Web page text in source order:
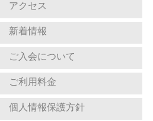
アクセス
新着情報
ご入会について
ご利用料金
個人情報保護方針